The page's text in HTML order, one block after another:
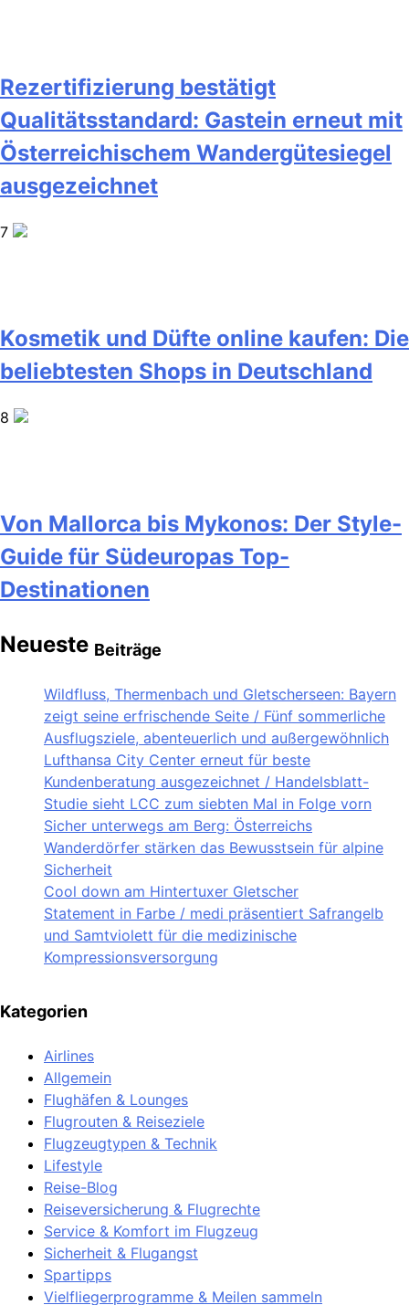
Rezertifizierung bestätigt
Qualitätsstandard: Gastein erneut mit
Österreichischem Wandergütesiegel
ausgezeichnet
7
Kosmetik und Düfte online kaufen: Die
beliebtesten Shops in Deutschland
8
Von Mallorca bis Mykonos: Der Style-
Guide für Südeuropas Top-
Destinationen
Neueste Beiträge
Wildfluss, Thermenbach und Gletscherseen: Bayern
zeigt seine erfrischende Seite / Fünf sommerliche
Ausflugsziele, abenteuerlich und außergewöhnlich
Lufthansa City Center erneut für beste
Kundenberatung ausgezeichnet / Handelsblatt-
Studie sieht LCC zum siebten Mal in Folge vorn
Sicher unterwegs am Berg: Österreichs
Wanderdörfer stärken das Bewusstsein für alpine
Sicherheit
Cool down am Hintertuxer Gletscher
Statement in Farbe / medi präsentiert Safrangelb
und Samtviolett für die medizinische
Kompressionsversorgung
Kategorien
Airlines
Allgemein
Flughäfen & Lounges
Flugrouten & Reiseziele
Flugzeugtypen & Technik
Lifestyle
Reise-Blog
Reiseversicherung & Flugrechte
Service & Komfort im Flugzeug
Sicherheit & Flugangst
Spartipps
Vielfliegerprogramme & Meilen sammeln